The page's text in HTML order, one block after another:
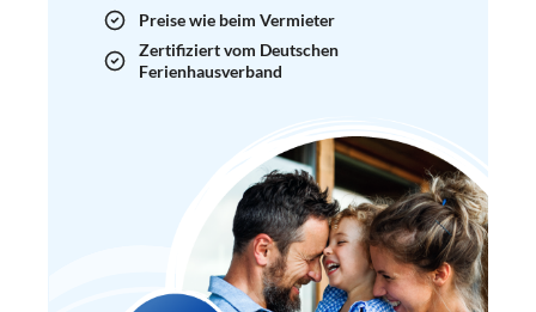
Preise wie beim Vermieter
Zertifiziert vom Deutschen
Ferienhausverband